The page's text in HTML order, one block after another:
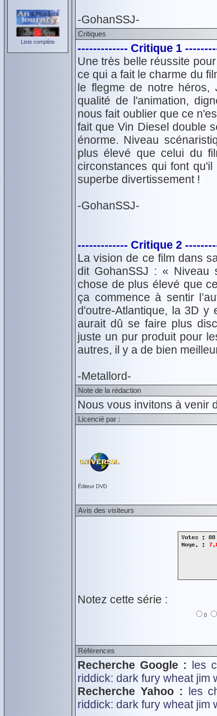
Liste complète
-GohanSSJ-
Critiques
------------- Critique 1
Une très belle réussite
ce qui a fait le charme du
le flegme de notre héros,
qualité de l'animation,
nous fait oublier que ce
fait que Vin Diesel double
énorme. Niveau
plus élevé que celui du
circonstances qui font
superbe divertissement !
-GohanSSJ-
------------- Critique 2
La vision de ce film dans
dit GohanSSJ : « Niveau
chose de plus élevé que
ça commence à sentir
d'outre-Atlantique, la 3D y
aurait dû se faire plus
juste un pur produit pour
autres, il y a de bien
-Metallord-
Note de la rédaction
Nous vous invitons à venir
Licencié par :
Éditeur DVD
Avis des visiteurs
Notez cette série :
0
Références
Recherche Google : les
riddick: dark fury wheat jim
Recherche Yahoo : les
riddick: dark fury wheat jim